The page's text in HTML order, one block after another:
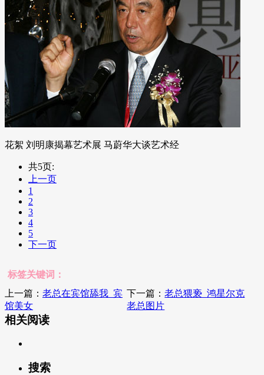
花絮 刘明康揭幕艺术展 马蔚华大谈艺术经
共5页:
上一页
1
2
3
4
5
下一页
标签关键词：
上一篇： 老总在宾馆舔我_宾
馆美女
下一篇：老总猥亵_鸿星尔克
老总图片
相关阅读
搜索